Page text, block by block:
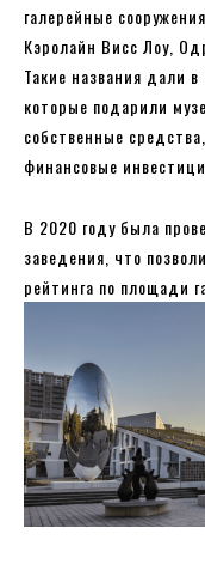
галерейные
Кэролайн Висс Лоу,
Такие названия дали
которые подарили
собственные
финансовые
В 2020 году была
заведения, что
рейтинга по площади